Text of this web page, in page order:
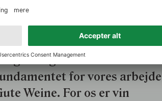
der grænser til besættelse,
vores vinbønder og en
give dig de bedste
for vores arbejde
Weine. For os er vin